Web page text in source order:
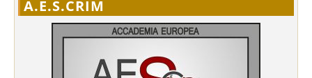
A.E.S.CRIM